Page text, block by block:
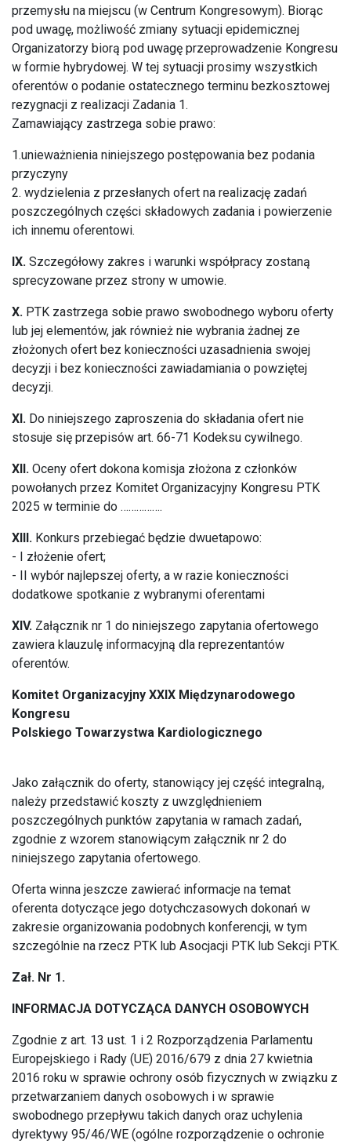
przemysłu na miejscu (w Centrum Kongresowym). Biorąc
pod uwagę, możliwość zmiany sytuacji epidemicznej
Organizatorzy biorą pod uwagę przeprowadzenie Kongresu
w formie hybrydowej. W tej sytuacji prosimy wszystkich
oferentów o podanie ostatecznego terminu bezkosztowej
rezygnacji z realizacji Zadania 1.
Zamawiający zastrzega sobie prawo:
1.unieważnienia niniejszego postępowania bez podania
przyczyny
2. wydzielenia z przesłanych ofert na realizację zadań
poszczególnych części składowych zadania i powierzenie
ich innemu oferentowi.
IX. Szczegółowy zakres i warunki współpracy zostaną
sprecyzowane przez strony w umowie.
X. PTK zastrzega sobie prawo swobodnego wyboru oferty
lub jej elementów, jak również nie wybrania żadnej ze
złożonych ofert bez konieczności uzasadnienia swojej
decyzji i bez konieczności zawiadamiania o powziętej
decyzji.
XI. Do niniejszego zaproszenia do składania ofert nie
stosuje się przepisów art. 66-71 Kodeksu cywilnego.
XII. Oceny ofert dokona komisja złożona z członków
powołanych przez Komitet Organizacyjny Kongresu PTK
2025 w terminie do …………….
XIII. Konkurs przebiegać będzie dwuetapowo:
- I złożenie ofert;
- II wybór najlepszej oferty, a w razie konieczności
dodatkowe spotkanie z wybranymi oferentami
XIV. Załącznik nr 1 do niniejszego zapytania ofertowego
zawiera klauzulę informacyjną dla reprezentantów
oferentów.
Komitet Organizacyjny XXIX Międzynarodowego
Kongresu
Polskiego Towarzystwa Kardiologicznego
Jako załącznik do oferty, stanowiący jej część integralną,
należy przedstawić koszty z uwzględnieniem
poszczególnych punktów zapytania w ramach zadań,
zgodnie z wzorem stanowiącym załącznik nr 2 do
niniejszego zapytania ofertowego.
Oferta winna jeszcze zawierać informacje na temat
oferenta dotyczące jego dotychczasowych dokonań w
zakresie organizowania podobnych konferencji, w tym
szczególnie na rzecz PTK lub Asocjacji PTK lub Sekcji PTK.
Zał. Nr 1.
INFORMACJA DOTYCZĄCA DANYCH OSOBOWYCH
Zgodnie z art. 13 ust. 1 i 2 Rozporządzenia Parlamentu
Europejskiego i Rady (UE) 2016/679 z dnia 27 kwietnia
2016 roku w sprawie ochrony osób fizycznych w związku z
przetwarzaniem danych osobowych i w sprawie
swobodnego przepływu takich danych oraz uchylenia
dyrektywy 95/46/WE (ogólne rozporządzenie o ochronie